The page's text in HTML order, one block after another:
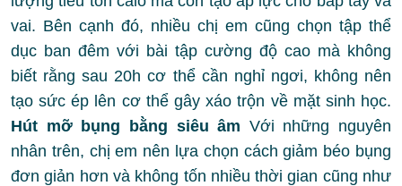
vai. Bên cạnh đó, nhiều chị em cũng chọn tập thể
dục ban đêm với bài tập cường độ cao mà không
biết rằng sau 20h cơ thể cần nghỉ ngơi, không nên
tạo sức ép lên cơ thể gây xáo trộn về mặt sinh học.
Hút mỡ bụng bằng siêu âm Với những nguyên
nhân trên, chị em nên lựa chọn cách giảm béo bụng
đơn giản hơn và không tốn nhiều thời gian cũng như